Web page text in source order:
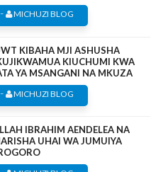
- MICHUZI BLOG
KIBAHA MJI ASHUSHA
KIUCHUMI KWA
YA MSANGANI NA MKUZA
- MICHUZI BLOG
IBRAHIM AENDELEA NA
UHAI WA JUMUIYA